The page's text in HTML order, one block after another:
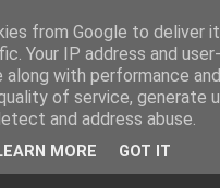
from Google to deliver
Your IP address and
along with performance
of service, generate
and address abuse.
MORE GOT IT